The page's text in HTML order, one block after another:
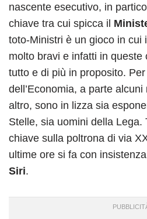
nascente esecutivo, in
chiave tra cui spicca il
toto-Ministri è un gioco in cui
molto bravi e infatti in queste
tutto e di più in proposito.
dell’Economia, a parte
altro, sono in lizza sia
Stelle, sia uomini della Lega.
chiave sulla poltrona di via
ultime ore si fa con
Siri.